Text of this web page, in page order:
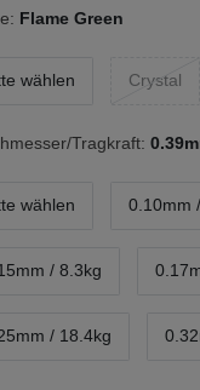
Flame Green
wählen Crystal
Tragkraft:
wählen 0.10mm
/ 8.3kg
/ 18.4kg